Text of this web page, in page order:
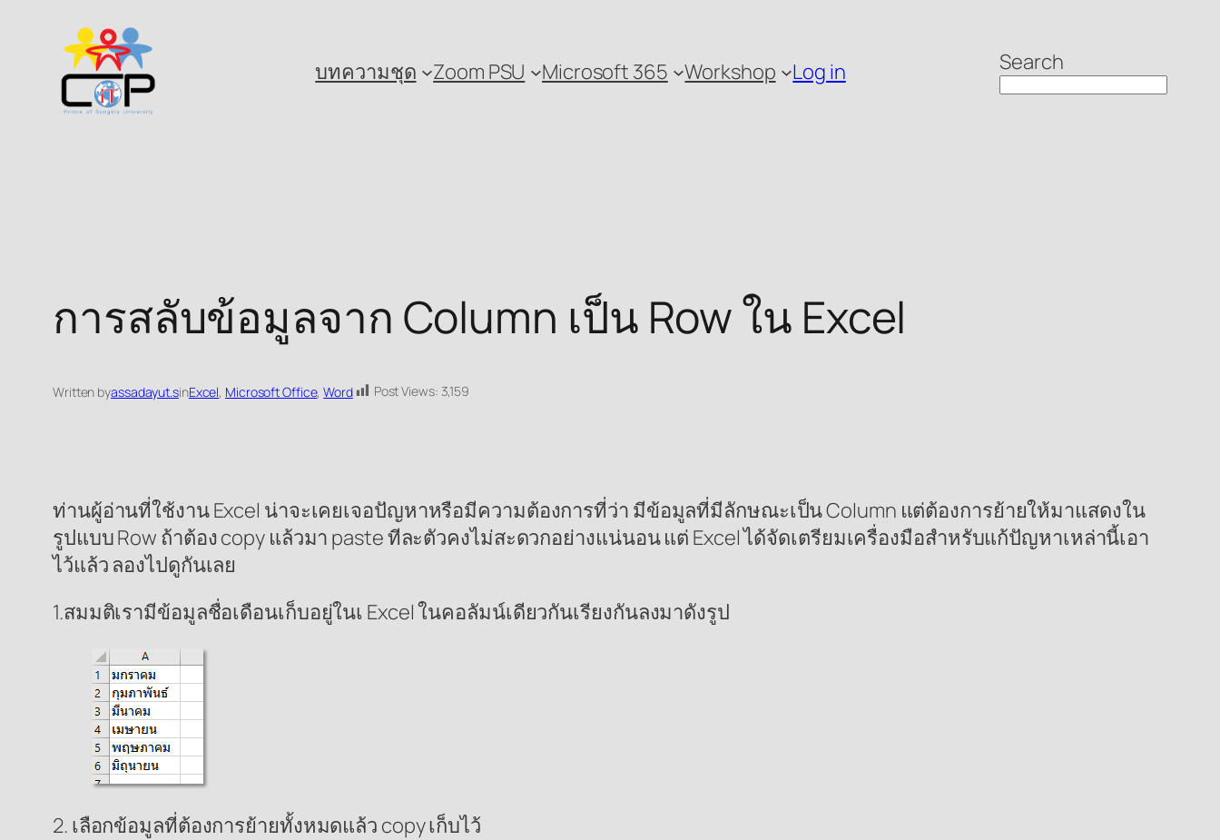
content
บทความชุด Zoom PSU Microsoft 365 Workshop Log in Search
การสลับข้อมูลจาก Column เป็น Row ใน Excel
Written byassadayut.sinExcel, Microsoft Office, Word Post Views: 3,159
ท่านผู้อ่านที่ใช้งาน Excel น่าจะเคยเจอปัญหาหรือมีความต้องการที่ว่า มีข้อมูลที่มีลักษณะเป็น Column แต่ต้องการย้ายให้มาแสดงใน
รูปแบบ Row ถ้าต้อง copy แล้วมา paste ทีละตัวคงไม่สะดวกอย่างแน่นอน แต่ Excel ได้จัดเตรียมเครื่องมือสำหรับแก้ปัญหาเหล่านี้เอา
ไว้แล้ว ลองไปดูกันเลย
1.สมมติเรามีข้อมูลชื่อเดือนเก็บอยู่ในเ Excel ในคอลัมน์เดียวกันเรียงกันลงมาดังรูป
2. เลือกข้อมูลที่ต้องการย้ายทั้งหมดแล้ว copy เก็บไว้